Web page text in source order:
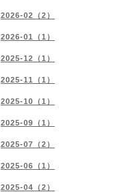
2026-02（2）
2026-01（1）
2025-12（1）
2025-11（1）
2025-10（1）
2025-09（1）
2025-07（2）
2025-06（1）
2025-04（2）